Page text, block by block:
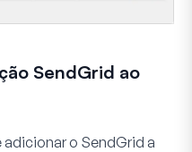
SendGrid ao
o SendGrid a